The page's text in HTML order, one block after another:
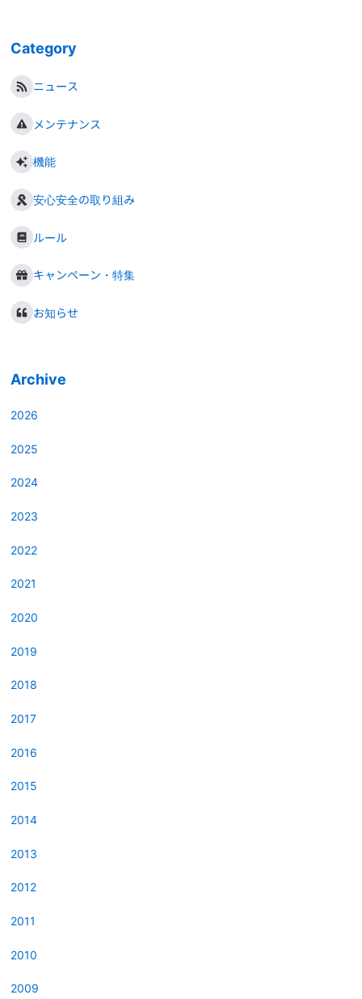
Category
ニュース
メンテナンス
機能
安心安全の取り組み
ルール
キャンペーン・特集
お知らせ
Archive
2026
2025
2024
2023
2022
2021
2020
2019
2018
2017
2016
2015
2014
2013
2012
2011
2010
2009